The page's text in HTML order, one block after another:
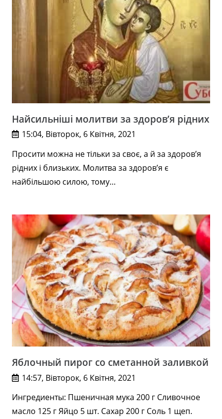
Найсильніші молитви за здоров’я рідних
15:04, Вівторок, 6 Квітня, 2021
Просити можна не тільки за своє, а й за здоров’я
рідних і близьких. Молитва за здоров’я є
найбільшою силою, тому…
Яблочный пирог со сметанной заливкой
14:57, Вівторок, 6 Квітня, 2021
Ингредиенты: Пшеничная мука 200 г Сливочное
масло 125 г Яйцо 5 шт. Сахар 200 г Соль 1 щеп.